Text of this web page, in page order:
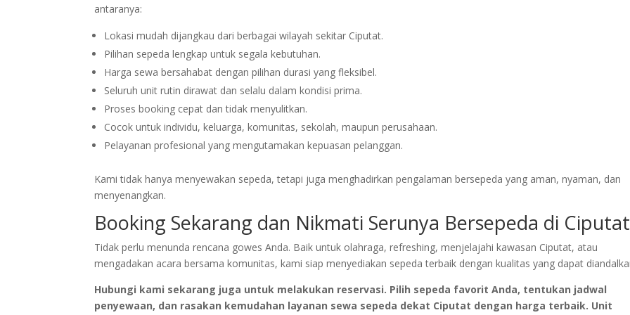
antaranya:
Lokasi mudah dijangkau dari berbagai wilayah sekitar Ciputat.
Pilihan sepeda lengkap untuk segala kebutuhan.
Harga sewa bersahabat dengan pilihan durasi yang fleksibel.
Seluruh unit rutin dirawat dan selalu dalam kondisi prima.
Proses booking cepat dan tidak menyulitkan.
Cocok untuk individu, keluarga, komunitas, sekolah, maupun perusahaan.
Pelayanan profesional yang mengutamakan kepuasan pelanggan.
Kami tidak hanya menyewakan sepeda, tetapi juga menghadirkan pengalaman bersepeda yang aman, nyaman, dan
menyenangkan.
Booking Sekarang dan Nikmati Serunya Bersepeda di Ciputat
Tidak perlu menunda rencana gowes Anda. Baik untuk olahraga, refreshing, menjelajahi kawasan Ciputat, atau
mengadakan acara bersama komunitas, kami siap menyediakan sepeda terbaik dengan kualitas yang dapat
Hubungi kami sekarang juga untuk melakukan reservasi. Pilih sepeda favorit Anda, tentukan jadwal
penyewaan, dan rasakan kemudahan layanan sewa sepeda dekat Ciputat dengan harga terbaik. Unit